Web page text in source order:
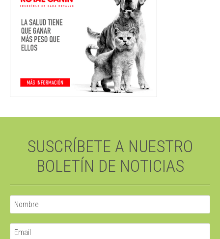
SUSCRÍBETE A NUESTRO
BOLETÍN DE NOTICIAS